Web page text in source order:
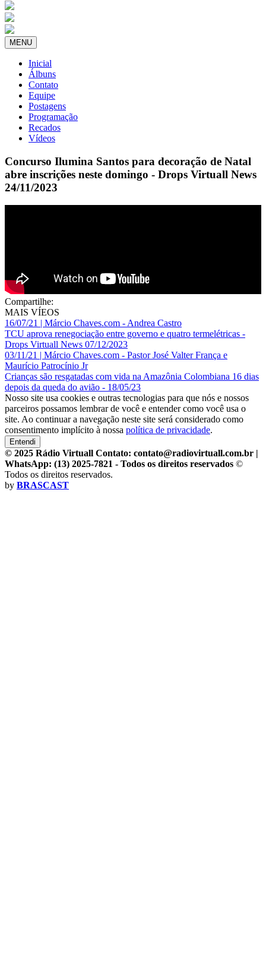
MENU
Inicial
Álbuns
Contato
Equipe
Postagens
Programação
Recados
Vídeos
Concurso Ilumina Santos para decoração de Natal
abre inscrições neste domingo - Drops Virtuall News
24/11/2023
Compartilhe:
MAIS VÍEOS
16/07/21 | Márcio Chaves.com - Andrea Castro
TCU aprova renegociação entre governo e quatro termelétricas -
Drops Virtuall News 07/12/2023
03/11/21 | Márcio Chaves.com - Pastor José Valter França e
Maurício Patrocínio Jr
Crianças são resgatadas com vida na Amazônia Colombiana 16 dias
depois da queda do avião - 18/05/23
Nosso site usa cookies e outras tecnologias para que nós e nossos
parceiros possamos lembrar de você e entender como você usa o
site. Ao continuar a navegação neste site será considerado como
consentimento implícito à nossa política de privacidade.
Entendi
© 2025 Rádio Virtuall Contato: contato@radiovirtuall.com.br |
WhatsApp: (13) 2025-7821 - Todos os direitos reservados ©
Todos os direitos reservados.
by BRASCAST